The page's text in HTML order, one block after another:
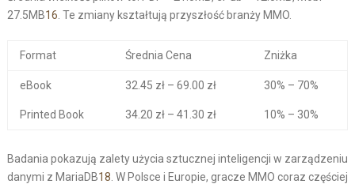
27.5MB16 . Te zmiany kształtują przyszłość branży MMO.
Format Średnia Cena Zniżka
eBook 32.45 zł – 69.00 zł 30% – 70%
Printed Book 34.20 zł – 41.30 zł 10% – 30%
Badania pokazują zalety użycia sztucznej inteligencji w zarządzeniu
danymi z MariaDB18 . W Polsce i Europie, gracze MMO coraz częściej